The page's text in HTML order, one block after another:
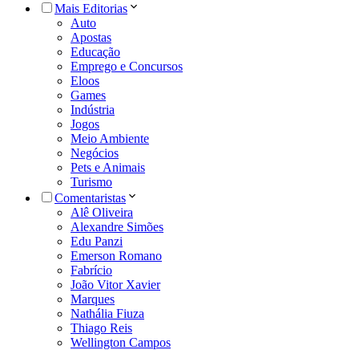
Mais Editorias
Auto
Apostas
Educação
Emprego e Concursos
Eloos
Games
Indústria
Jogos
Meio Ambiente
Negócios
Pets e Animais
Turismo
Comentaristas
Alê Oliveira
Alexandre Simões
Edu Panzi
Emerson Romano
Fabrício
João Vitor Xavier
Marques
Nathália Fiuza
Thiago Reis
Wellington Campos